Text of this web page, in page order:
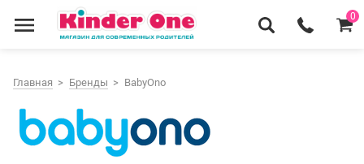
Главная Бренды BabyOno
0